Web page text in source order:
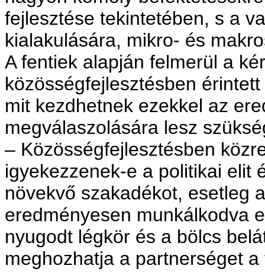
fejlesztése tekintetében, s a
kialakulására, mikro- és
A fentiek alapján felmerül a
közösségfejlesztésben
mit kezdhetnek ezekkel az
megválaszolására lesz
– Közösségfejlesztésben
igyekezzenek-e a politikai elit
növekvő szakadékot, esetleg
eredményesen munkálkodva
nyugodt légkör és a bölcs
meghozhatja a partnerséget